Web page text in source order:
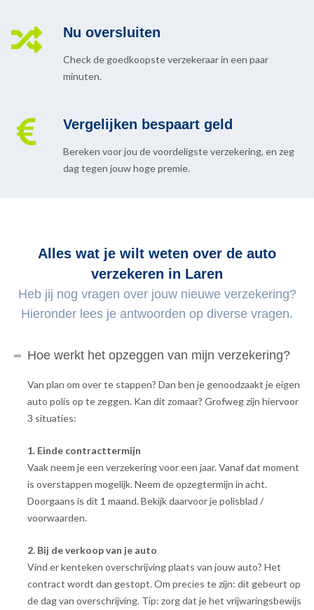
Nu oversluiten
Check de goedkoopste verzekeraar in een paar
minuten.
Vergelijken bespaart geld
Bereken voor jou de voordeligste verzekering, en zeg
dag tegen jouw hoge premie.
Alles wat je wilt weten over de auto
verzekeren in Laren
Heb jij nog vragen over jouw nieuwe verzekering?
Hieronder lees je antwoorden op diverse vragen.
Hoe werkt het opzeggen van mijn verzekering?
Van plan om over te stappen? Dan ben je genoodzaakt je eigen
auto polis op te zeggen. Kan dit zomaar? Grofweg zijn hiervoor
3 situaties:
1. Einde contracttermijn
Vaak neem je een verzekering voor een jaar. Vanaf dat moment
is overstappen mogelijk. Neem de opzegtermijn in acht.
Doorgaans is dit 1 maand. Bekijk daarvoor je polisblad /
voorwaarden.
2. Bij de verkoop van je auto
Vind er kenteken overschrijving plaats van jouw auto? Het
contract wordt dan gestopt. Om precies te zijn: dit gebeurt op
de dag van overschrijving. Tip: zorg dat je het vrijwaringsbewijs